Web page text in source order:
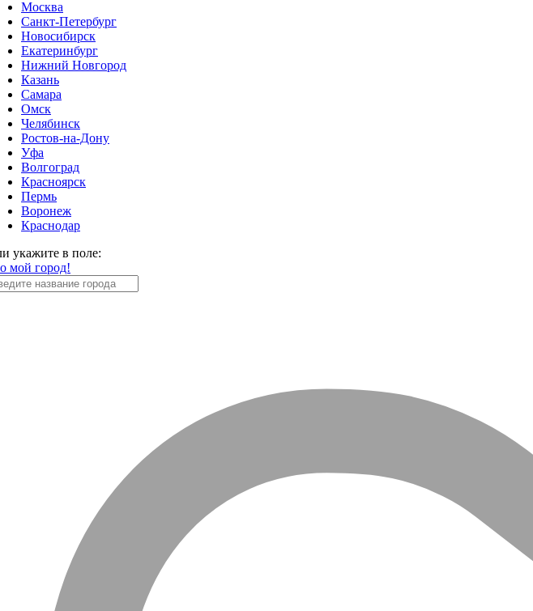
Москва
Санкт-Петербург
Новосибирск
Екатеринбург
Нижний Новгород
Казань
Самара
Омск
Челябинск
Ростов-на-Дону
Уфа
Волгоград
Красноярск
Пермь
Воронеж
Краснодар
укажите в поле:
мой город!